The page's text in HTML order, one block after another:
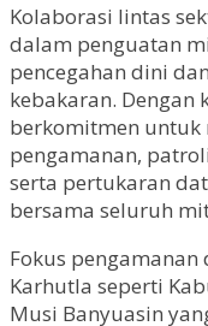
Kolaborasi lintas
dalam penguatan
pencegahan dini
kebakaran. Dengan
berkomitmen
pengamanan,
serta pertukaran
bersama seluruh
Fokus
Karhutla seperti
Musi Banyuasin